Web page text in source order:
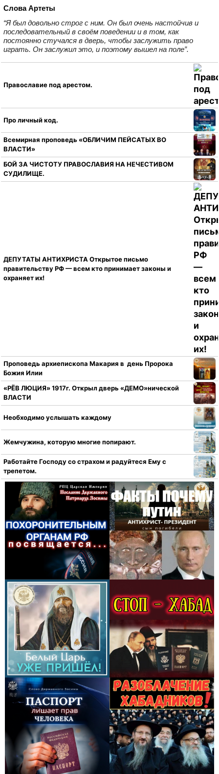
Слова Артеты
“Я был довольно строг с ним. Он был очень настойчив и
последовательный в своём поведении и в том, как
постоянно стучался в дверь, чтобы заслужить право
играть. Он заслужил это, и поэтому вышел на поле”.
Православие под арестом.
Про личный код.
Всемирная проповедь «ОБЛИЧИМ ПЕЙСАТЫХ ВО
ВЛАСТИ»
БОЙ ЗА ЧИСТОТУ ПРАВОСЛАВИЯ НА НЕЧЕСТИВОМ
СУДИЛИЩЕ.
ДЕПУТАТЫ АНТИХРИСТА Открытое письмо
правительству РФ — всем кто принимает законы и
охраняет их!
Проповедь архиепископа Макария в день Пророка
Божия Илии
«РЁВ ЛЮЦИЯ» 1917г. Открыл дверь «ДЕМО»нической
ВЛАСТИ
Необходимо услышать каждому
Жемчужина, которую многие попирают.
Работайте Господу со страхом и радуйтеся Ему с
трепетом.